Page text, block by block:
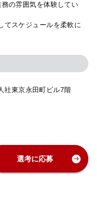
の雰囲気を体験してい
てスケジュールを柔軟に
社東京永田町ビル7階
選考に応募